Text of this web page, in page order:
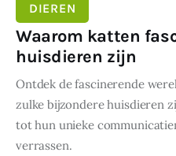
DIEREN
Waarom katten
huisdieren zijn
Ontdek de fascinerende
zulke bijzondere huisdieren
tot hun unieke
verrassen.